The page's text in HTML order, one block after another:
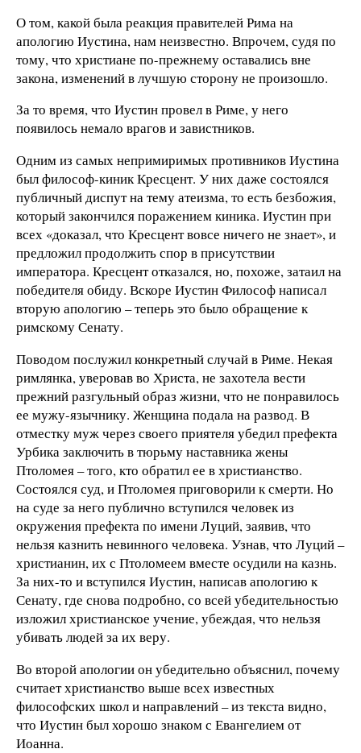
О том, какой была реакция правителей Рима на
апологию Иустина, нам неизвестно. Впрочем, судя по
тому, что христиане по-прежнему оставались вне
закона, изменений в лучшую сторону не произошло.
За то время, что Иустин провел в Риме, у него
появилось немало врагов и завистников.
Одним из самых непримиримых противников Иустина
был философ-киник Кресцент. У них даже состоялся
публичный диспут на тему атеизма, то есть безбожия,
который закончился поражением киника. Иустин при
всех «доказал, что Кресцент вовсе ничего не знает», и
предложил продолжить спор в присутствии
императора. Кресцент отказался, но, похоже, затаил на
победителя обиду. Вскоре Иустин Философ написал
вторую апологию – теперь это было обращение к
римскому Сенату.
Поводом послужил конкретный случай в Риме. Некая
римлянка, уверовав во Христа, не захотела вести
прежний разгульный образ жизни, что не понравилось
ее мужу-язычнику. Женщина подала на развод. В
отместку муж через своего приятеля убедил префекта
Урбика заключить в тюрьму наставника жены
Птоломея – того, кто обратил ее в христианство.
Состоялся суд, и Птоломея приговорили к смерти. Но
на суде за него публично вступился человек из
окружения префекта по имени Луций, заявив, что
нельзя казнить невинного человека. Узнав, что Луций –
христианин, их с Птоломеем вместе осудили на казнь.
За них-то и вступился Иустин, написав апологию к
Сенату, где снова подробно, со всей убедительностью
изложил христианское учение, убеждая, что нельзя
убивать людей за их веру.
Во второй апологии он убедительно объяснил, почему
считает христианство выше всех известных
философских школ и направлений – из текста видно,
что Иустин был хорошо знаком с Евангелием от
Иоанна.